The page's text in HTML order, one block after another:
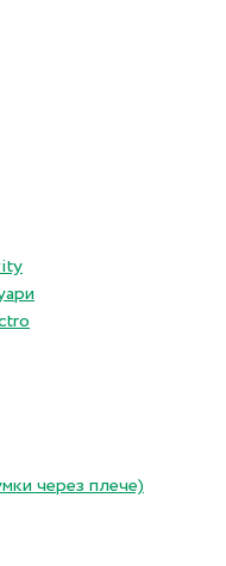
через плече)